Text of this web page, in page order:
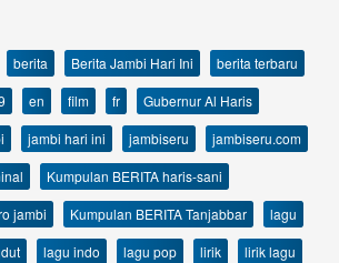
berita Berita Jambi Hari Ini
berita terbaru
en film fr
Gubernur Al Haris
jambi hari ini jambiseru
jambiseru.com
Kumpulan BERITA haris-sani
jambi
Kumpulan BERITA Tanjabbar
lagu
lagu indo lagu pop lirik
lirik lagu